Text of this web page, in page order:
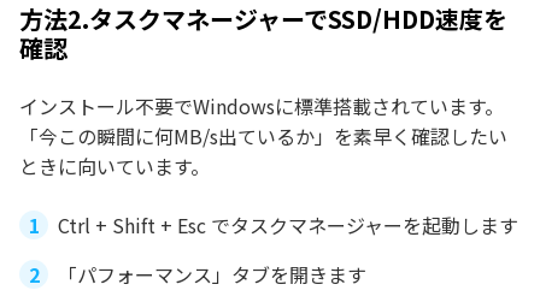
方法2.タスクマネージャーでSSD/HDD速度を
確認
インストール不要でWindowsに標準搭載されています。
「今この瞬間に何MB/s出ているか」を素早く確認したい
ときに向いています。
Ctrl + Shift + Esc でタスクマネージャーを起動します
「パフォーマンス」タブを開きます